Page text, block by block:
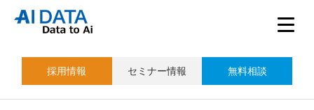
採用情報 セミナー情報 無料相談